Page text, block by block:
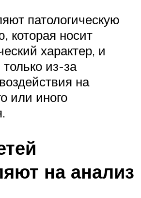
патологическую
которая носит
характер, и
из-за
на
или иного
на анализ